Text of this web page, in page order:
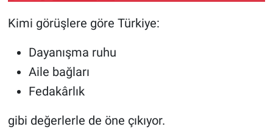
Kimi görüşlere göre Türkiye:
Dayanışma ruhu
Aile bağları
Fedakârlık
gibi değerlerle de öne çıkıyor.